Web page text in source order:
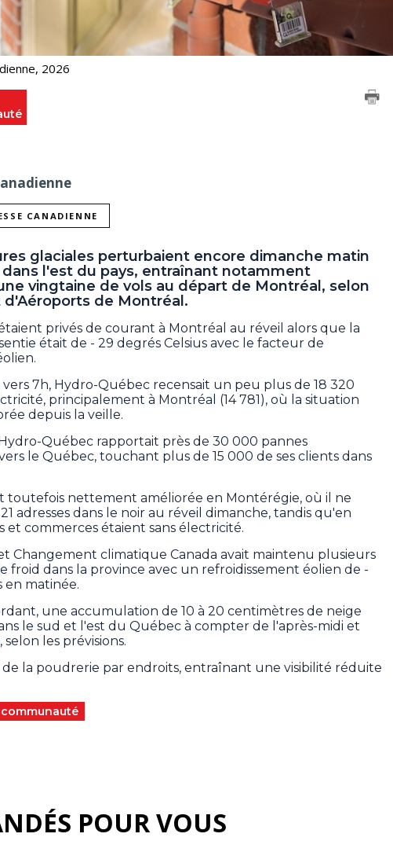
2026
CANADIENNE
glaciales perturbaient encore dimanche matin
dans l'est du pays, entraînant notamment
vingtaine de vols au départ de Montréal, selon
d'Aéroports de Montréal.
privés de courant à Montréal au réveil alors que la
était de - 29 degrés Celsius avec le facteur de
7h, Hydro-Québec recensait un peu plus de 18 320
principalement à Montréal (14 781), où la situation
depuis la veille.
Hydro-Québec rapportait près de 30 000 pannes
le Québec, touchant plus de 15 000 de ses clients dans
toutefois nettement améliorée en Montérégie, où il ne
adresses dans le noir au réveil dimanche, tandis qu'en
et commerces étaient sans électricité.
Changement climatique Canada avait maintenu plusieurs
froid dans la province avec un refroidissement éolien de -
en matinée.
une accumulation de 10 à 20 centimètres de neige
le sud et l'est du Québec à compter de l'après-midi et
les prévisions.
la poudrerie par endroits, entraînant une visibilité réduite
POUR VOUS